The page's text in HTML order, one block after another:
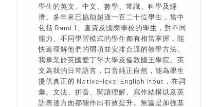
學生的英文、中文、數學、常識、科學及經
濟。多年來已協助超過一百二十位學生，當中
包括 Band 1、直資及國際學校的學生，對不同
能力、不同學習模式的學生都有相當掌握，能
快速理解他們的弱項並安排合適的教學方法。
我畢業於英國愛丁堡大學及倫敦國王學院。英
文為我的日常語言，口音純正自然，能為學生
提供真正的 Native-level English Input，在詞
彙、文法、拼音、閱讀理解、寫作結構以及英
語表達方面都能作出有效提升。無論是加強基